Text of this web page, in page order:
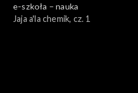
e-szkoła – nauka
Jaja a'la chemik, cz. 1